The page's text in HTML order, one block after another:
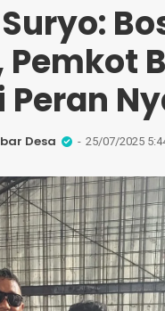
Peran
Desa 25/07/2025